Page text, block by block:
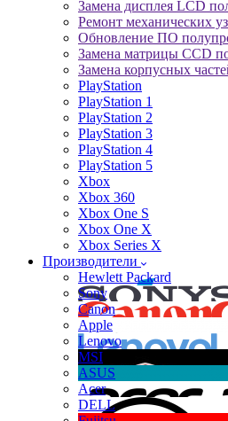
Замена дисплея LCD
Ремонт механических
Обновление ПО
Замена матрицы CCD
Замена корпусных
PlayStation
PlayStation 1
PlayStation 2
PlayStation 3
PlayStation 4
PlayStation 5
Xbox
Xbox 360
Xbox One S
Xbox One X
Xbox Series X
Производители
Hewlett Packard
Sony
Canon
Apple
Lenovo
MSI
ASUS
Acer
DELL